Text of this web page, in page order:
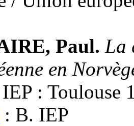
Paul. La
en
: Toulouse
: B. IEP